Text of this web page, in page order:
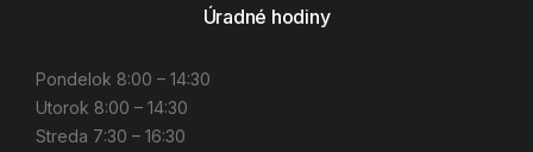
Úradné hodiny
Pondelok 8:00 – 14:30
Utorok 8:00 – 14:30
Streda 7:30 – 16:30